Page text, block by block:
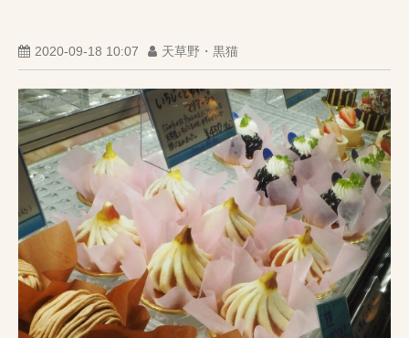
2020-09-18 10:07 天草野・黒猫